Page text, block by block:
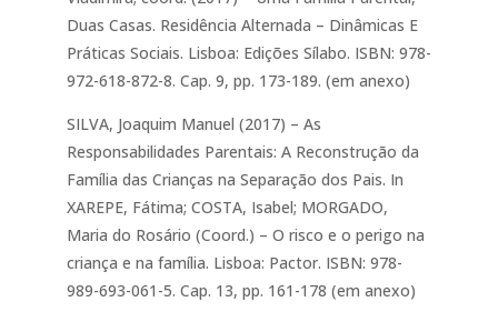
Duas Casas. Residência Alternada – Dinâmicas E
Práticas Sociais. Lisboa: Edições Sílabo. ISBN: 978-
972-618-872-8. Cap. 9, pp. 173-189. (em anexo)
SILVA, Joaquim Manuel (2017) – As
Responsabilidades Parentais: A Reconstrução da
Família das Crianças na Separação dos Pais. In
XAREPE, Fátima; COSTA, Isabel; MORGADO,
Maria do Rosário (Coord.) – O risco e o perigo na
criança e na família. Lisboa: Pactor. ISBN: 978-
989-693-061-5. Cap. 13, pp. 161-178 (em anexo)